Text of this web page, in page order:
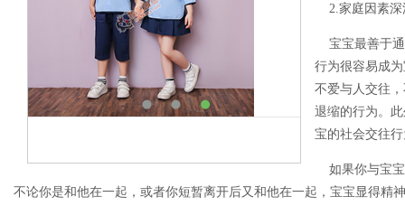
2.家庭因素深
宝宝最善于通
行为很容易成
不爱与人交往
退缩的行为。
宝的社会交往
如果你与宝宝
不论你是和他在一起，或者你短暂离开后又和他在一起，宝宝显得精